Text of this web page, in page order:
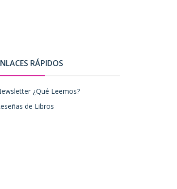
RÁPIDOS
¿Qué Leemos?
de Libros